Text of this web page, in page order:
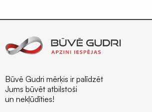
Būvē Gudri mērķis ir palīdzēt
Jums būvēt atbilstoši
un nekļūdīties!
Putnu
aizsardzība